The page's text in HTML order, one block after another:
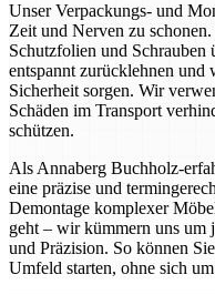
Unser Verpackungs- und
Zeit und Nerven zu
Schutzfolien und Schrauben
entspannt zurücklehnen und
Sicherheit sorgen. Wir
Schäden im Transport
schützen.
Als Annaberg Buchholz-
eine präzise und
Demontage komplexer
geht – wir kümmern uns um
und Präzision. So können
Umfeld starten, ohne sich